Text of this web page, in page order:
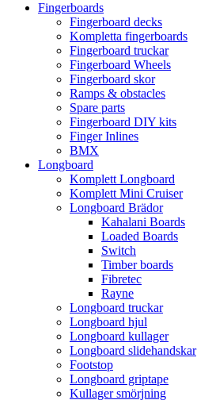
Fingerboards
Fingerboard decks
Kompletta fingerboards
Fingerboard truckar
Fingerboard Wheels
Fingerboard skor
Ramps & obstacles
Spare parts
Fingerboard DIY kits
Finger Inlines
BMX
Longboard
Komplett Longboard
Komplett Mini Cruiser
Longboard Brädor
Kahalani Boards
Loaded Boards
Switch
Timber boards
Fibretec
Rayne
Longboard truckar
Longboard hjul
Longboard kullager
Longboard slidehandskar
Footstop
Longboard griptape
Kullager smörjning